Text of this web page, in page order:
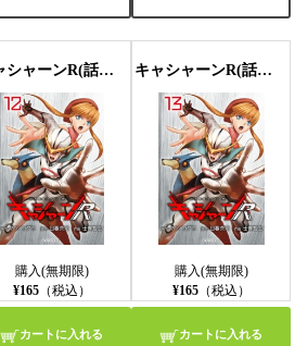
キャシャーンR(話売り) #12
購入(無期限)
¥165（税込）
カートに入れる
キャシャーンR(話売り) #13
購入(無期限)
¥165（税込）
カートに入れる